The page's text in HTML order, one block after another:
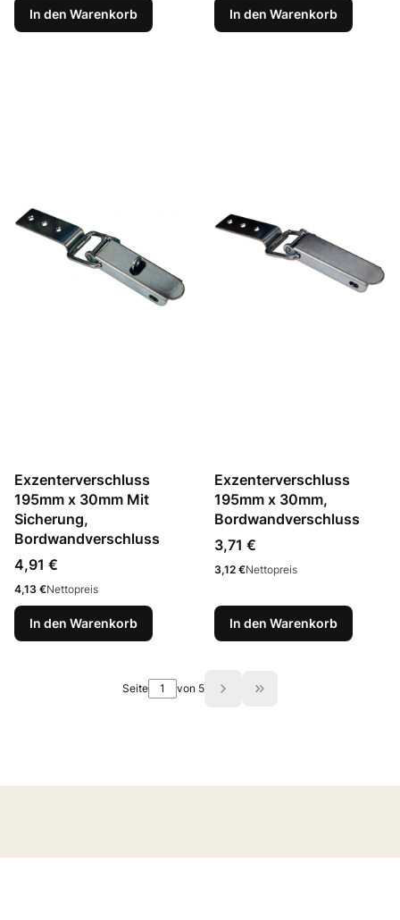
In den Warenkorb In den Warenkorb
Exzenterverschluss
195mm x 30mm Mit
Sicherung,
Bordwandverschluss
Preis
4,91 €
Preis
4,13 €Nettopreis
In den Warenkorb
Exzenterverschluss
195mm x 30mm,
Bordwandverschluss
Preis
3,71 €
Preis
3,12 €Nettopreis
In den Warenkorb
Seite von 5 Zur letzten